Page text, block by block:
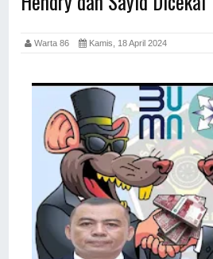
Warta 86 Kamis, 18 April 2024